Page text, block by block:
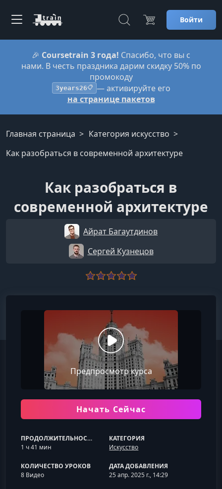
Войти
🎉 Coursetrain 3 года! Спасибо, что вы с
нами. В честь праздника дарим скидку 50% по
промокоду
3years26📋 — активируйте его
на странице пакетов
Главная страница
Категория искусство
Как разобраться в современной архитектуре
Как разобраться в
современной архитектуре
Айрат Багаутдинов
Сергей Кузнецов
Предпросмотр курса
Начать Сейчас
ПРОДОЛЖИТЕЛЬНОСТЬ
1 ч 41 мин
КАТЕГОРИЯ
Искусство
КОЛИЧЕСТВО УРОКОВ
8 Видео
ДАТА ДОБАВЛЕНИЯ
25 апр. 2025 г., 14:29